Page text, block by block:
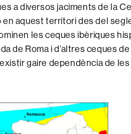
a diversos jaciments de la
aquest territori des del
les ceques ibèriques
de Roma i d’altres ceques de
gaire dependència de